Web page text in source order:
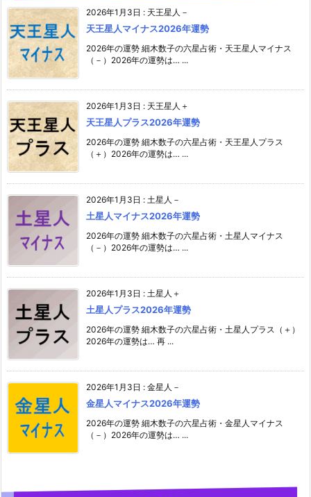
2026年1月3日 : 天王星人－
天王星人マイナス2026年運勢
2026年の運勢 細木数子の六星占術・天王星人マイナス
（－）2026年の運勢は… ...
2026年1月3日 : 天王星人＋
天王星人プラス2026年運勢
2026年の運勢 細木数子の六星占術・天王星人プラス
（＋）2026年の運勢は… ...
2026年1月3日 : 土星人－
土星人マイナス2026年運勢
2026年の運勢 細木数子の六星占術・土星人マイナス
（－）2026年の運勢は… ...
2026年1月3日 : 土星人＋
土星人プラス2026年運勢
2026年の運勢 細木数子の六星占術・土星人プラス（＋）
2026年の運勢は… 再 ...
2026年1月3日 : 金星人－
金星人マイナス2026年運勢
2026年の運勢 細木数子の六星占術・金星人マイナス
（－）2026年の運勢は… ...